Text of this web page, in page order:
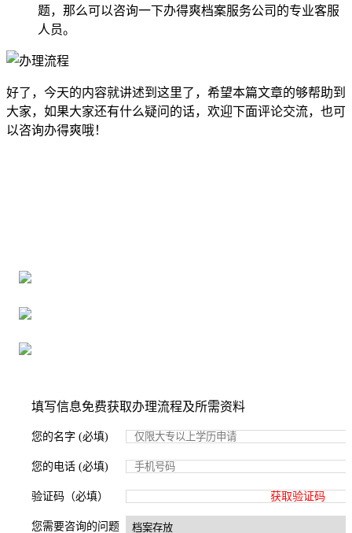
题，那么可以咨询一下办得爽档案服务公司的专业客服
人员。
好了，今天的内容就讲述到这里了，希望本篇文章的够帮助到
大家，如果大家还有什么疑问的话，欢迎下面评论交流，也可
以咨询办得爽哦！
填写信息免费获取办理流程及所需资料
您的名字 (必填)
您的电话 (必填)
验证码（必填） 获取验证码
您需要咨询的问题